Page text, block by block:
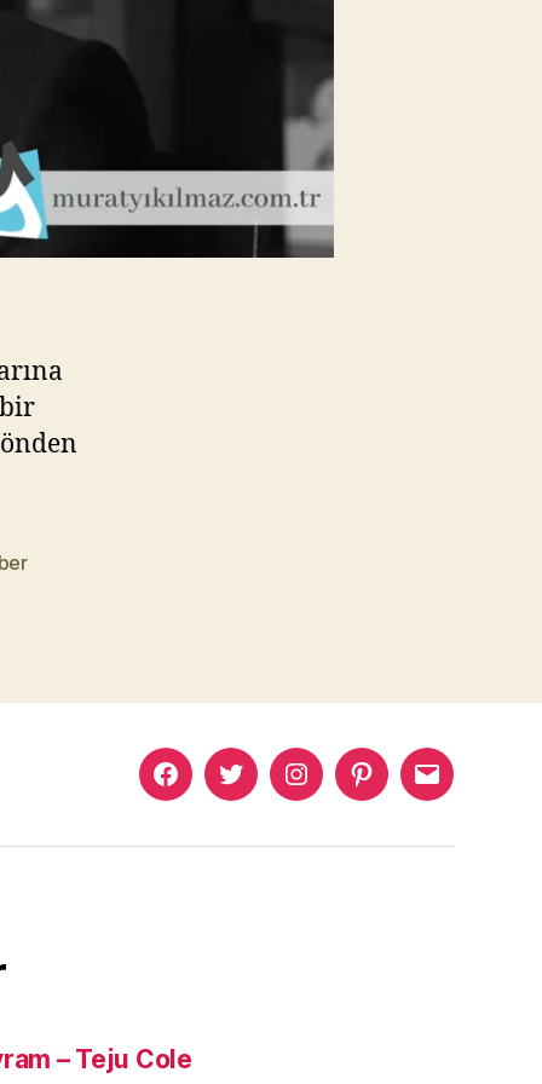
Murat
Facebook
Murat
Twitter
Murat
Instagram
PinterestMurat
Mail
– Teju Cole